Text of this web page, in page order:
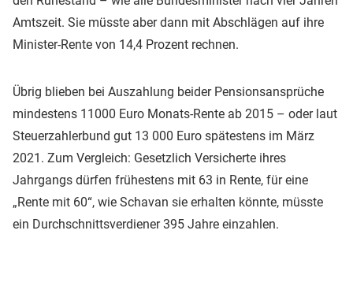
Amtszeit. Sie müsste aber dann mit Abschlägen auf ihre
Minister-Rente von 14,4 Prozent rechnen.
Übrig blieben bei Auszahlung beider Pensionsansprüche
mindestens 11000 Euro Monats-Rente ab 2015 – oder laut
Steuerzahlerbund gut 13 000 Euro spätestens im März
2021. Zum Vergleich: Gesetzlich Versicherte ihres
Jahrgangs dürfen frühestens mit 63 in Rente, für eine
„Rente mit 60“, wie Schavan sie erhalten könnte, müsste
ein Durchschnittsverdiener 395 Jahre einzahlen.